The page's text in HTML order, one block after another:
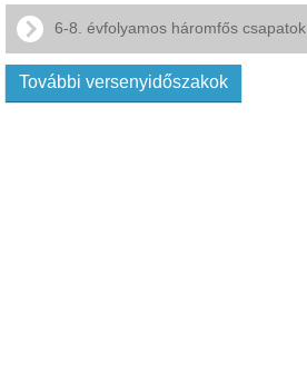
6-8. évfolyamos háromfős csapatok
További versenyidőszakok